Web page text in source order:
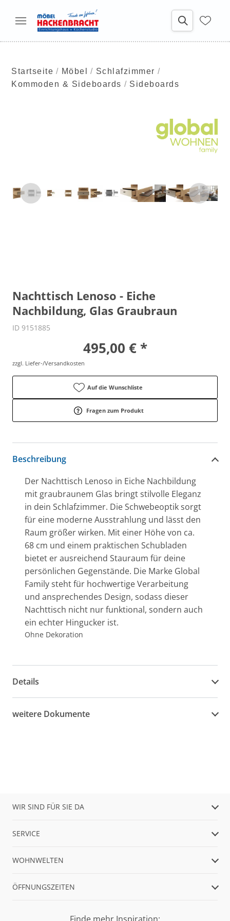
Startseite Möbel
Schlafzimmer
Kommoden & Sideboards
Sideboards
Nachttisch Lenoso - Eiche
Nachbildung, Glas Graubraun
ID 9151885
495,00 € *
zzgl. Liefer-/Versandkosten
Auf die Wunschliste
Fragen zum Produkt
Beschreibung
Der Nachttisch Lenoso in Eiche Nachbildung
mit graubraunem Glas bringt stilvolle Eleganz
in dein Schlafzimmer. Die Schwebeoptik sorgt
für eine moderne Ausstrahlung und lässt den
Raum größer wirken. Mit einer Höhe von ca.
68 cm und einem praktischen Schubladen
bietet er ausreichend Stauraum für deine
persönlichen Gegenstände. Die Marke Global
Family steht für hochwertige Verarbeitung
und ansprechendes Design, sodass dieser
Nachttisch nicht nur funktional, sondern auch
ein echter Hingucker ist.
Ohne Dekoration
Details
weitere Dokumente
WIR SIND FÜR SIE DA
SERVICE
WOHNWELTEN
ÖFFNUNGSZEITEN